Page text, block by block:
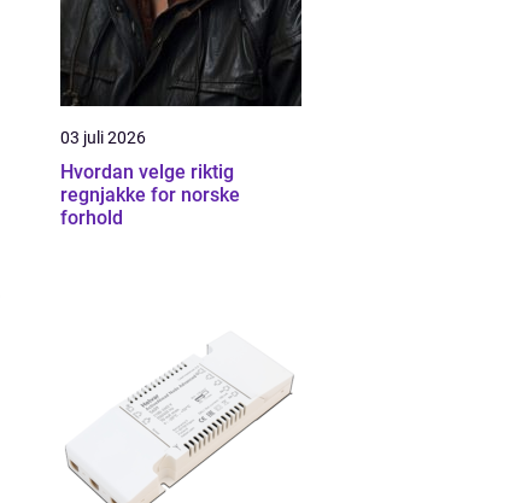
03 juli 2026
Hvordan velge riktig
regnjakke for norske
forhold